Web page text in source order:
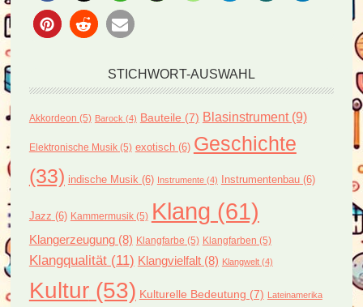
STICHWORT-AUSWAHL
Akkordeon (5) Barock (4) Bauteile (7) Blasinstrument(9)
Elektronische Musik(5) exotisch(6) Geschichte
(33) indische Musik (6) Instrumente(4) Instrumentenbau(6)
Jazz (6) Kammermusik(5) Klang (61)
Klangerzeugung(8) Klangfarbe (5) Klangfarben (5)
Klangqualität(11) Klangvielfalt(8) Klangwelt(4)
Kultur(53) Kulturelle Bedeutung (7) Lateinamerika